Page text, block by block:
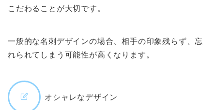
こだわることが大切です。
一般的な名刺デザインの場合、相手の印象残らず、忘
れられてしまう可能性が高くなります。
オシャレなデザイン